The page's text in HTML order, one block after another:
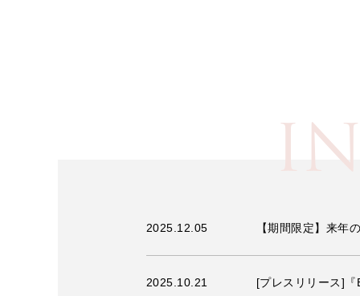
2025.12.05 【期間限定】来年
2025.10.21 [プレスリリース]